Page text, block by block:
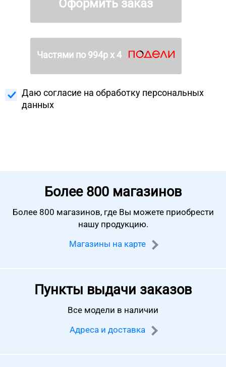
Оформить заказ
Частями по 994р х 4
Даю согласие на обработку персональных
данных
Более 800 магазинов
Более 800 магазинов, где Вы можете приобрести
нашу продукцию.
Магазины на карте
Пункты выдачи заказов
Все модели в наличии
Адреса и доставка